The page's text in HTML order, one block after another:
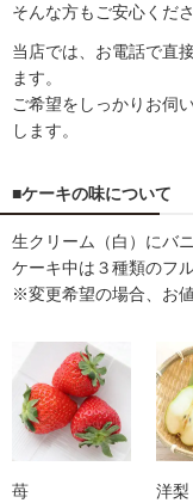
そんな方もご安心くださ
当店では、お電話で直
ます。
ご希望をしっかりお伺
します。
■ケーキの味について
生クリーム（白）にバ
ケーキ中は３種類のフ
※変更希望の場合、お
苺 洋梨